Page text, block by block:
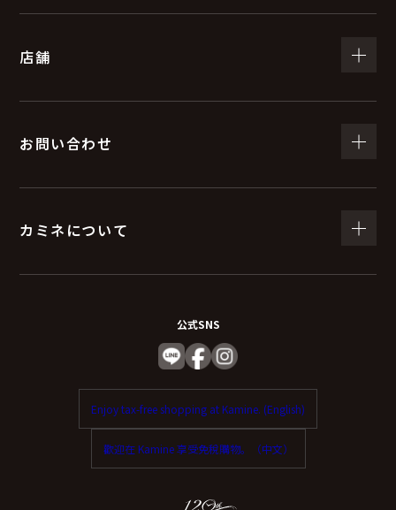
店舗
お問い合わせ
カミネについて
公式SNS
Enjoy tax-free shopping at Kamine. (English)
歡迎在 Kamine 享受免稅購物。（中文）